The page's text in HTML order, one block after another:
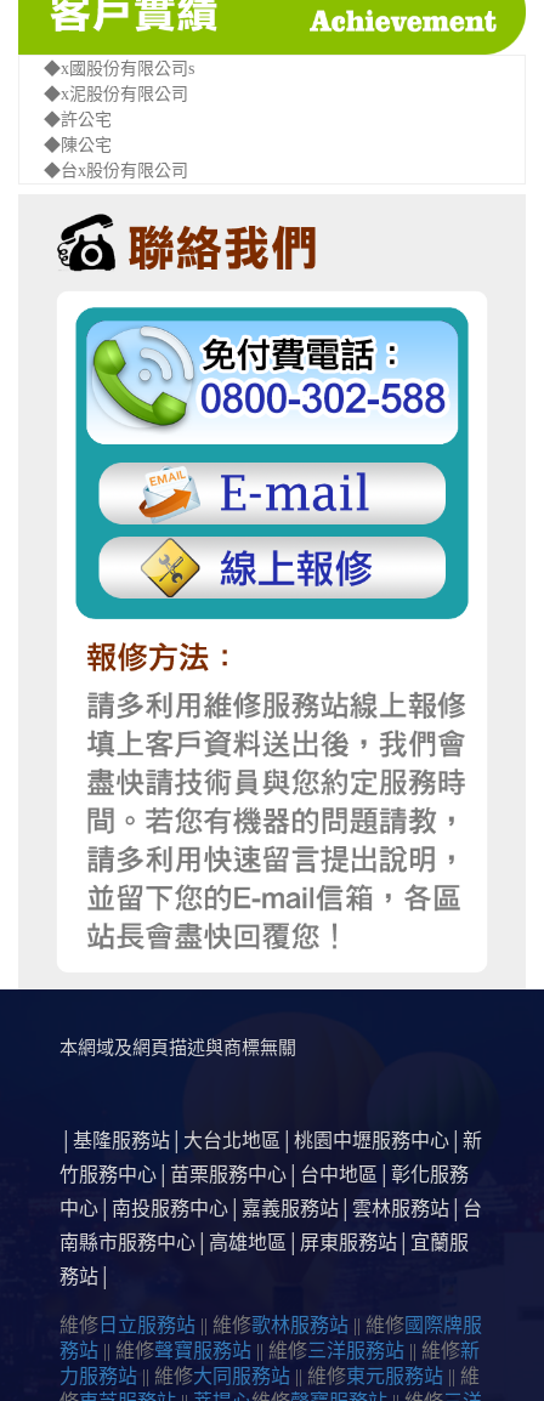
◆x國股份有限公司s
◆x泥股份有限公司
◆許公宅
◆陳公宅
◆台x股份有限公司
本網域及網頁描述與商標無關
基隆服務站 大台北地區 桃園中壢服務中心
新
竹服務中心
苗栗服務中心 台中地區
彰化服務
中心
南投服務中心 嘉義服務站 雲林服務站
台
南縣市服務中心
高雄地區 屏東服務站
宜蘭服
務站
維修 日立服務站 || 維修歌林服務站 || 維修國際牌服
務站 || 維修聲寶服務站 || 維修三洋服務站 || 維修新
力服務站 || 維修大同服務站 || 維修東元服務站 || 維